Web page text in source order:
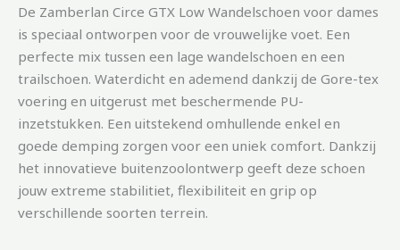
De Zamberlan Circe GTX Low Wandelschoen voor dames
is speciaal ontworpen voor de vrouwelijke voet. Een
perfecte mix tussen een lage wandelschoen en een
trailschoen. Waterdicht en ademend dankzij de Gore-tex
voering en uitgerust met beschermende PU-
inzetstukken. Een uitstekend omhullende enkel en
goede demping zorgen voor een uniek comfort. Dankzij
het innovatieve buitenzoolontwerp geeft deze schoen
jouw extreme stabilitiet, flexibiliteit en grip op
verschillende soorten terrein.